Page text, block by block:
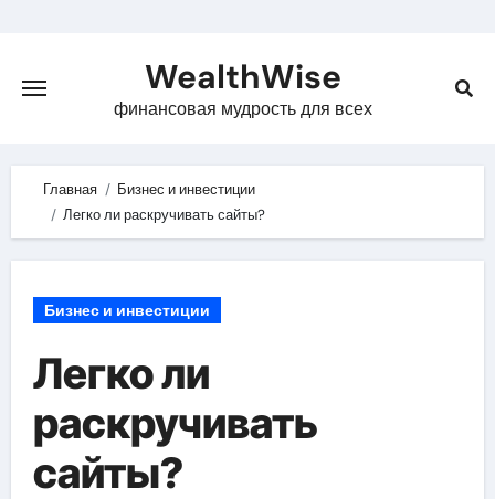
content
WealthWise
финансовая мудрость для всех
Главная
Бизнес и инвестиции
Легко ли раскручивать сайты?
Бизнес и инвестиции
Легко ли
раскручивать
сайты?